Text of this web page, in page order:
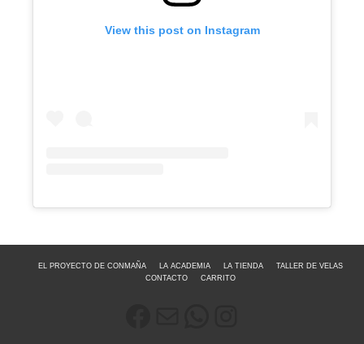
View this post on Instagram
EL PROYECTO DE CONMAÑA LA ACADEMIA LA TIENDA
TALLER DE VELAS
CONTACTO
CARRITO